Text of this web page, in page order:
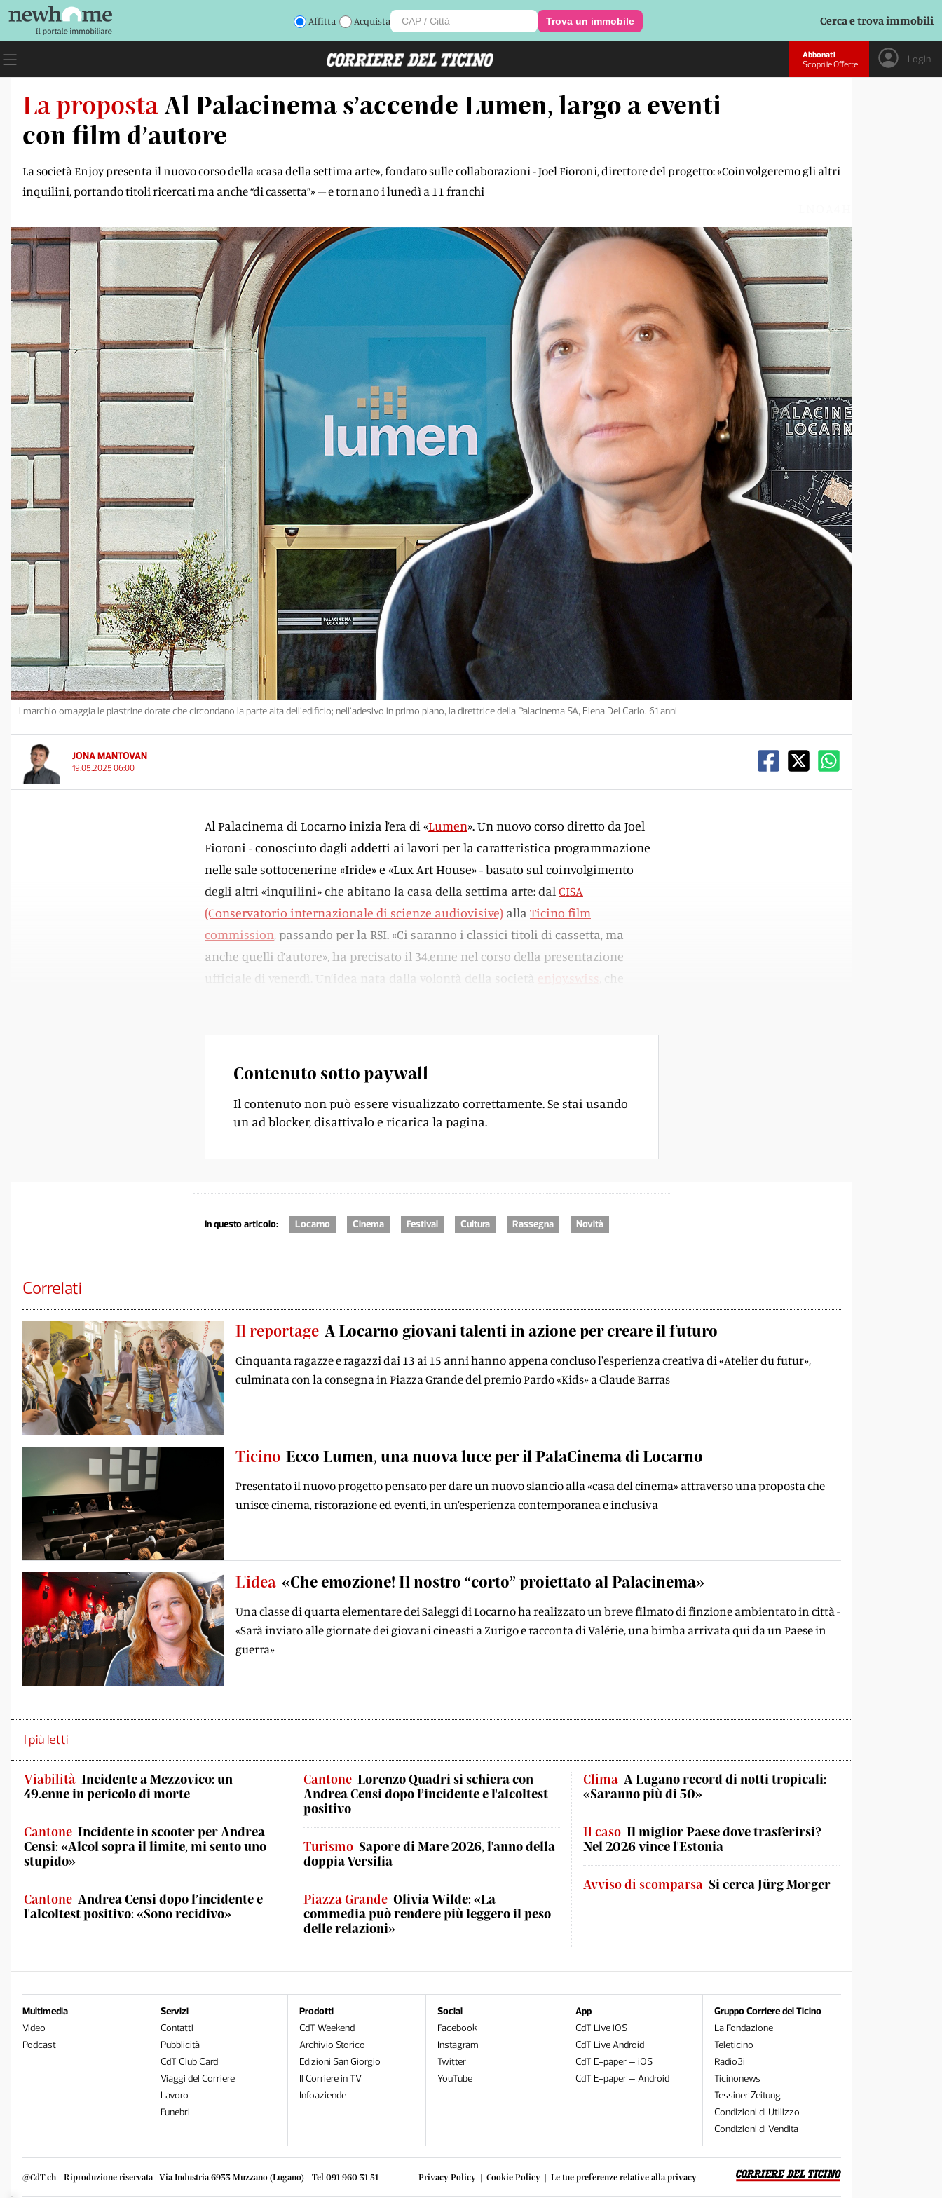
Affitta Acquista Trova un immobile Cerca e trova immobili
Abbonati
Scopri le Offerte
Login
La proposta Al Palacinema s’accende Lumen, largo a eventi
con ﬁlm d’autore
La società Enjoy presenta il nuovo corso della «casa della settima arte», fondato sulle collaborazioni - Joel Fioroni, direttore del progetto: «Coinvolgeremo gli altri
inquilini, portando titoli ricercati ma anche “di cassetta”» – e tornano i lunedì a 11 franchi
Il marchio omaggia le piastrine dorate che circondano la parte alta dell’edificio; nell'adesivo in primo piano, la direttrice della Palacinema SA, Elena Del Carlo, 61 anni
JONA MANTOVAN
19.05.2025 06:00
Al Palacinema di Locarno inizia l’era di «Lumen». Un nuovo corso diretto da Joel
Fioroni - conosciuto dagli addetti ai lavori per la caratteristica programmazione
nelle sale sottocenerine «Iride» e «Lux Art House» - basato sul coinvolgimento
degli altri «inquilini» che abitano la casa della settima arte: dal CISA
(Conservatorio internazionale di scienze audiovisive) alla Ticino film
commission, passando per la RSI. «Ci saranno i classici titoli di cassetta, ma
anche quelli d’autore», ha precisato il 34.enne nel corso della presentazione
ufficiale di venerdì. Un’idea nata dalla volontà della società enjoy.swiss , che
Contenuto sotto paywall
Il contenuto non può essere visualizzato correttamente. Se stai usando
un ad blocker, disattivalo e ricarica la pagina.
In questo articolo: Locarno Cinema Festival Cultura Rassegna Novità
Correlati
Il reportage A Locarno giovani talenti in azione per creare il futuro
Cinquanta ragazze e ragazzi dai 13 ai 15 anni hanno appena concluso l'esperienza creativa di «Atelier du futur»,
culminata con la consegna in Piazza Grande del premio Pardo «Kids» a Claude Barras
Ticino Ecco Lumen, una nuova luce per il PalaCinema di Locarno
Presentato il nuovo progetto pensato per dare un nuovo slancio alla «casa del cinema» attraverso una proposta che
unisce cinema, ristorazione ed eventi, in un’esperienza contemporanea e inclusiva
L'idea «Che emozione! Il nostro “corto” proiettato al Palacinema»
Una classe di quarta elementare dei Saleggi di Locarno ha realizzato un breve filmato di finzione ambientato in città -
«Sarà inviato alle giornate dei giovani cineasti a Zurigo e racconta di Valérie, una bimba arrivata qui da un Paese in
guerra»
I più letti
Viabilità Incidente a Mezzovico: un
49.enne in pericolo di morte
Cantone Incidente in scooter per Andrea
Censi: «Alcol sopra il limite, mi sento uno
stupido»
Cantone Andrea Censi dopo l’incidente e
l'alcoltest positivo: «Sono recidivo»
Cantone Lorenzo Quadri si schiera con
Andrea Censi dopo l’incidente e l'alcoltest
positivo
Turismo Sapore di Mare 2026, l'anno della
doppia Versilia
Piazza Grande Olivia Wilde: «La
commedia può rendere più leggero il peso
delle relazioni»
Clima A Lugano record di notti tropicali:
«Saranno più di 50»
Il caso Il miglior Paese dove trasferirsi?
Nel 2026 vince l'Estonia
Avviso di scomparsa Si cerca Jürg Morger
@CdT.ch - Riproduzione riservata | Via Industria 6933 Muzzano (Lugano) - Tel 091 960 31 31 Privacy Policy| Cookie Policy| Le tue preferenze relative alla privacy
Multimedia
Video
Podcast
Servizi
Contatti
Pubblicità
CdT Club Card
Viaggi del Corriere
Lavoro
Funebri
Prodotti
CdT Weekend
Archivio Storico
Edizioni San Giorgio
Il Corriere in TV
Infoaziende
Social
Facebook
Instagram
Twitter
YouTube
App
CdT Live iOS
CdT Live Android
CdT E-paper – iOS
CdT E-paper – Android
Gruppo Corriere del Ticino
La Fondazione
Teleticino
Radio3i
Ticinonews
Tessiner Zeitung
Condizioni di Utilizzo
Condizioni di Vendita